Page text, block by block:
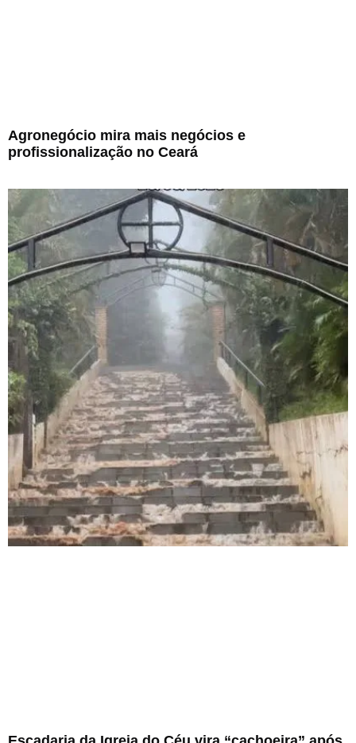
Agronegócio mira mais negócios e
profissionalização no Ceará